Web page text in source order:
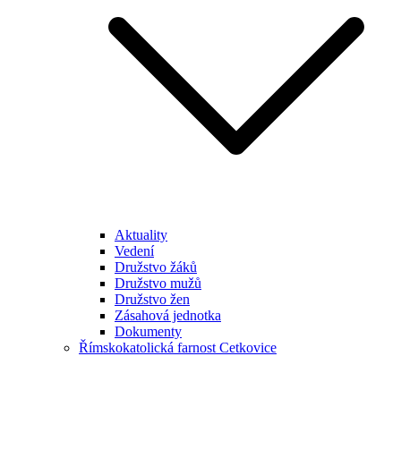
Aktuality
Vedení
Družstvo žáků
Družstvo mužů
Družstvo žen
Zásahová jednotka
Dokumenty
Římskokatolická farnost Cetkovice